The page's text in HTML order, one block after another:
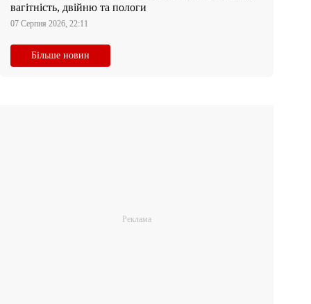
вагітність, двійню та пологи
07 Серпня 2026, 22:11
Більше новин